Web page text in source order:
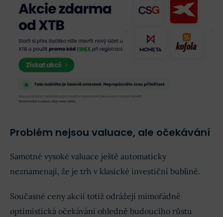
Problém nejsou valuace, ale očekávání
Samotné vysoké valuace ještě automaticky
neznamenají, že je trh v klasické investiční bublině.
Současné ceny akcií totiž odrážejí mimořádně
optimistická očekávání ohledně budoucího růstu